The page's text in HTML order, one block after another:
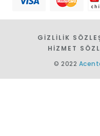
GİZLİLİK
HİZMET
© 2022